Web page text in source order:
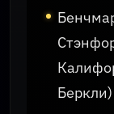
Беркли)